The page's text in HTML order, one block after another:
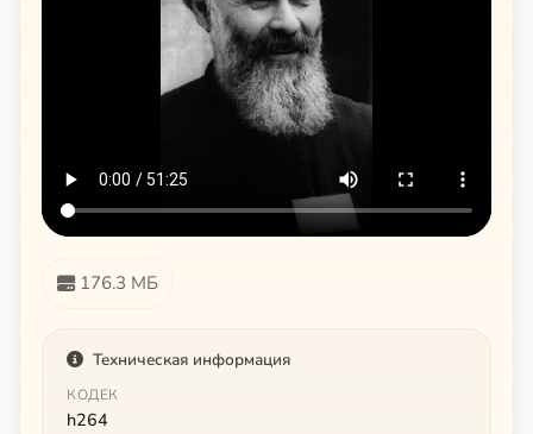
176.3 МБ
Техническая информация
КОДЕК
h264